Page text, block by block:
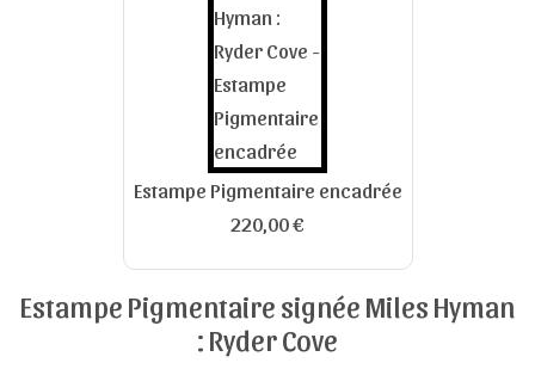
Estampe Pigmentaire encadrée
220,00 €
Estampe Pigmentaire signée Miles Hyman
: Ryder Cove